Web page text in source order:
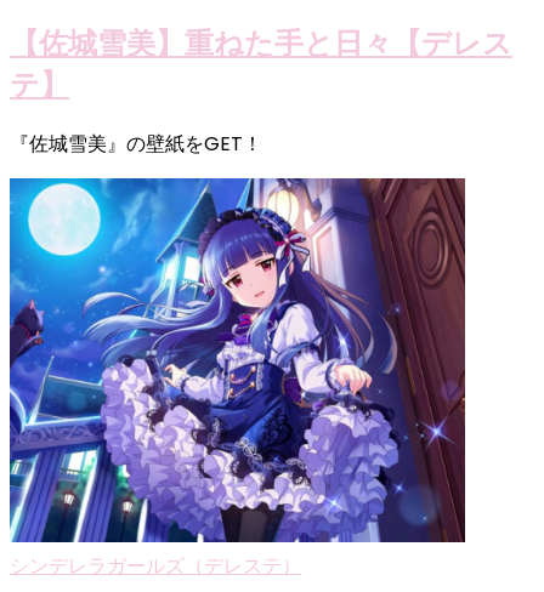
【佐城雪美】重ねた手と日々【デレス
テ】
『佐城雪美』の壁紙をGET！
シンデレラガールズ（デレステ）